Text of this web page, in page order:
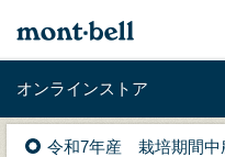
オンラインストア
令和7年産 栽培期間